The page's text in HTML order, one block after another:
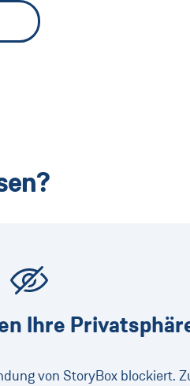
Ihre
von StoryBox blockiert.